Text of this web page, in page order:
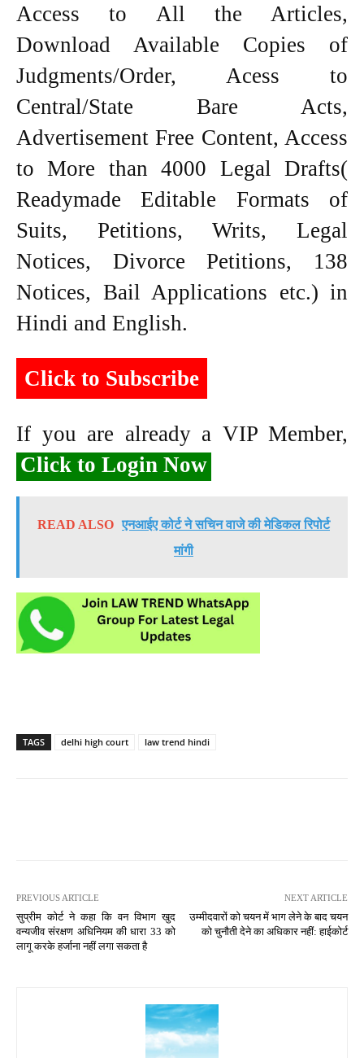
Access to All the Articles,
Download Available Copies of
Judgments/Order, Acess to
Central/State Bare Acts,
Advertisement Free Content, Access
to More than 4000 Legal Drafts(
Readymade Editable Formats of
Suits, Petitions, Writs, Legal
Notices, Divorce Petitions, 138
Notices, Bail Applications etc.) in
Hindi and English.
Click to Subscribe
If you are already a VIP Member,
Click to Login Now
READ ALSO एनआईए कोर्ट ने सचिन वाजे की मेडिकल रिपोर्ट
मांगी
TAGS delhi high court law trend hindi
PREVIOUS ARTICLE
सुप्रीम कोर्ट ने कहा कि वन विभाग खुद
वन्यजीव संरक्षण अधिनियम की धारा 33 को
लागू करके हर्जाना नहीं लगा सकता है
NEXT ARTICLE
उम्मीदवारों को चयन में भाग लेने के बाद चयन
को चुनौती देने का अधिकार नहीं: हाईकोर्ट